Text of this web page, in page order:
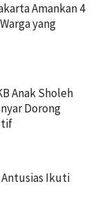
Amankan 4
yang
Anak Sholeh
Dorong
Antusias Ikuti